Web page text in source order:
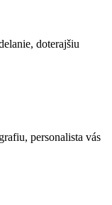
doterajšiu
personalista vás